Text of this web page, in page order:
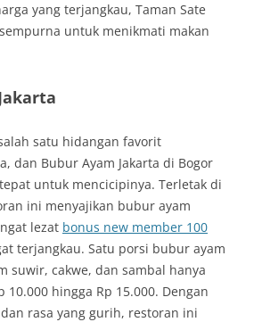
yang terjangkau, Taman Sate
untuk menikmati makan
satu hidangan favorit
dan Bubur Ayam Jakarta di Bogor
untuk mencicipinya. Terletak di
ini menyajikan bubur ayam
lezat bonus new member 100
terjangkau. Satu porsi bubur ayam
suwir, cakwe, dan sambal hanya
hingga Rp 15.000. Dengan
rasa yang gurih, restoran ini